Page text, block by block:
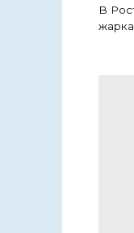
В